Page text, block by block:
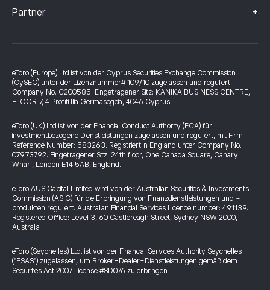
Partner +
eToro (Europe) Ltd ist von der Cyprus Securities Exchange Commission
(CySEC) unter der Lizenznummer# 109/10 zugelassen und reguliert.
Company No. C200585. Eingetragener Sitz: KANIKA BUSINESS CENTRE,
FLOOR 7, 4 Profiti Ilia Germasogeia, 4046 Cyprus
eToro (UK) Ltd ist von der Financial Conduct Authority (FCA) für
investmentbezogene Dienstleistungen zugelassen und reguliert, mit Firm
Reference Number: 583263. Registriert in England unter Company No.
07973792. Eingetragener Sitz: 24th floor, One Canada Square, Canary
Wharf, London E14 5AB, England.
eToro AUS Capital Limited wird von der Australian Securities & Investments
Commission (ASIC) für die Erbringung von Finanzdienstleistungen und -
produkten reguliert. Australian Financial Services Licence number: 491139.
Registered Office: Level 3, 60 Castlereagh Street, Sydney NSW 2000,
Australia
eToro (Seychelles) Ltd. ist von der Financial Services Authority Seychelles
("FSAS") zugelassen, um Broker-Dealer-Dienstleistungen gemäß dem
Securities Act 2007 License #SD076 zu erbringen